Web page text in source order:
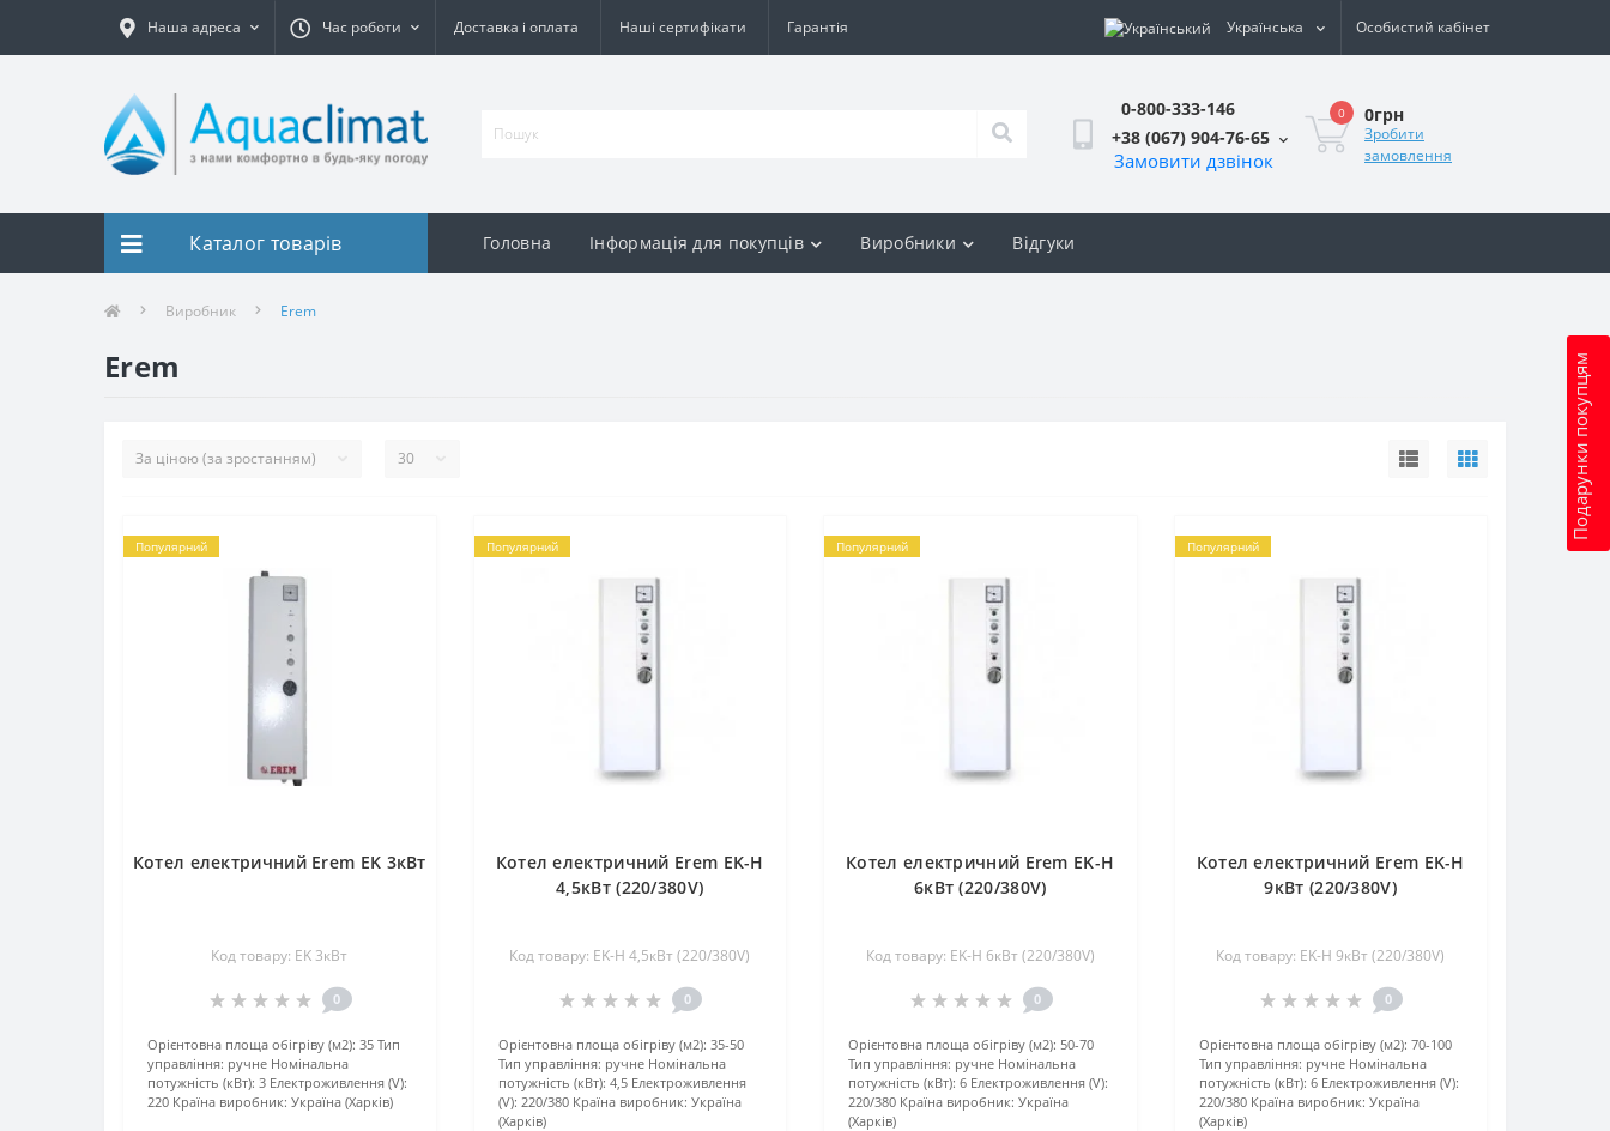
Наша адреса Час роботи Доставка і оплата Наші сертифікати Гарантія Українська Особистий кабінет
0-800-333-146
+38 (067) 904-76-65
Замовити дзвінок
0 0грн
Зробити
замовлення
Подарунки покупцям
Каталог товарів Головна Інформація для покупців Виробники Відгуки
Виробник Erem
Erem
Популярний
Котел електричний Erem EK 3кВт
Код товару: EK 3кВт
0
Орієнтовна площа обігріву (м2): 35 Тип
управління: ручне Номінальна
потужність (кВт): 3 Електроживлення (V):
220 Країна виробник: Україна (Харків)
Популярний
Котел електричний Erem EK-H
4,5кВт (220/380V)
Код товару: EK-H 4,5кВт (220/380V)
0
Орієнтовна площа обігріву (м2): 35-50
Тип управління: ручне Номінальна
потужність (кВт): 4,5 Електроживлення
(V): 220/380 Країна виробник: Україна
(Харків)
Популярний
Котел електричний Erem EK-H
6кВт (220/380V)
Код товару: EK-H 6кВт (220/380V)
0
Орієнтовна площа обігріву (м2): 50-70
Тип управління: ручне Номінальна
потужність (кВт): 6 Електроживлення (V):
220/380 Країна виробник: Україна
(Харків)
Популярний
Котел електричний Erem EK-H
9кВт (220/380V)
Код товару: EK-H 9кВт (220/380V)
0
Орієнтовна площа обігріву (м2): 70-100
Тип управління: ручне Номінальна
потужність (кВт): 6 Електроживлення (V):
220/380 Країна виробник: Україна
(Харків)